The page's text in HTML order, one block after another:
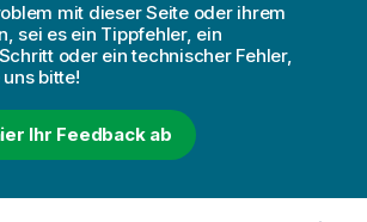
mit dieser Seite oder ihrem
sei es ein Tippfehler, ein
oder ein technischer Fehler,
bitte!
Ihr Feedback ab